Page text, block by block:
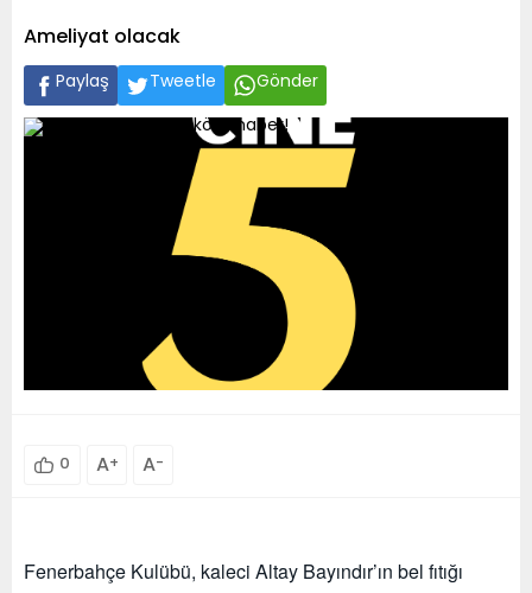
Ameliyat olacak
Paylaş Tweetle Gönder
0 A+ A-
Fenerbahçe Kulübü, kaleci Altay Bayındır’ın bel fıtığı